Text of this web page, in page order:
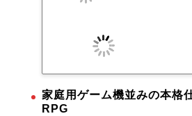
家庭用ゲーム機並みの本格
RPG